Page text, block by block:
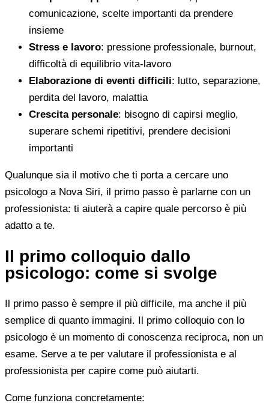
comunicazione, scelte importanti da prendere
insieme
Stress e lavoro: pressione professionale, burnout,
difficoltà di equilibrio vita-lavoro
Elaborazione di eventi difficili: lutto, separazione,
perdita del lavoro, malattia
Crescita personale: bisogno di capirsi meglio,
superare schemi ripetitivi, prendere decisioni
importanti
Qualunque sia il motivo che ti porta a cercare uno
psicologo a Nova Siri, il primo passo è parlarne con un
professionista: ti aiuterà a capire quale percorso è più
adatto a te.
Il primo colloquio dallo
psicologo: come si svolge
Il primo passo è sempre il più difficile, ma anche il più
semplice di quanto immagini. Il primo colloquio con lo
psicologo è un momento di conoscenza reciproca, non un
esame. Serve a te per valutare il professionista e al
professionista per capire come può aiutarti.
Come funziona concretamente: